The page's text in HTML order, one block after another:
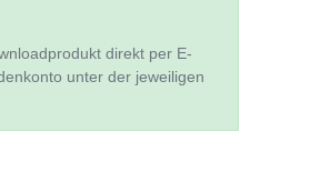
direkt per E-
unter der jeweiligen